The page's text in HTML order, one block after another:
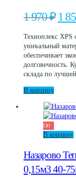
1 970₽ цена
1
970 ₽.
1
Техноплекс XPS
уникальный
обеспечивает
долговечность.
склада по
В корзину
Off
В корзину
Назарово
0,15м3 40-